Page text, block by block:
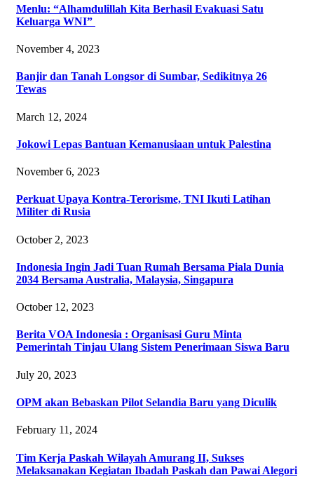
Menlu: “Alhamdulillah Kita Berhasil Evakuasi Satu
Keluarga WNI”
November 4, 2023
Banjir dan Tanah Longsor di Sumbar, Sedikitnya 26
Tewas
March 12, 2024
Jokowi Lepas Bantuan Kemanusiaan untuk Palestina
November 6, 2023
Perkuat Upaya Kontra-Terorisme, TNI Ikuti Latihan
Militer di Rusia
October 2, 2023
Indonesia Ingin Jadi Tuan Rumah Bersama Piala Dunia
2034 Bersama Australia, Malaysia, Singapura
October 12, 2023
Berita VOA Indonesia : Organisasi Guru Minta
Pemerintah Tinjau Ulang Sistem Penerimaan Siswa Baru
July 20, 2023
OPM akan Bebaskan Pilot Selandia Baru yang Diculik
February 11, 2024
Tim Kerja Paskah Wilayah Amurang II, Sukses
Melaksanakan Kegiatan Ibadah Paskah dan Pawai Alegori